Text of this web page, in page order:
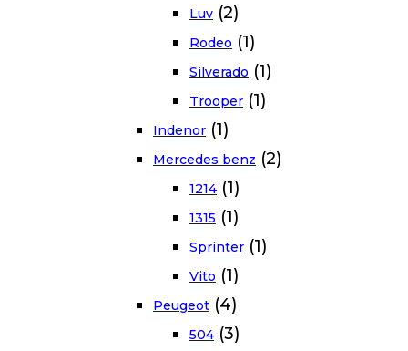
Luv (2)
Rodeo (1)
Silverado (1)
Trooper (1)
Indenor (1)
Mercedes benz (2)
1214 (1)
1315 (1)
Sprinter (1)
Vito (1)
Peugeot (4)
504 (3)